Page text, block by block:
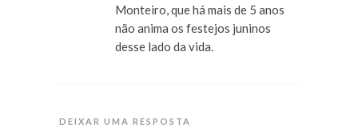
Monteiro, que há mais de 5 anos
não anima os festejos juninos
desse lado da vida.
DEIXAR UMA RESPOSTA